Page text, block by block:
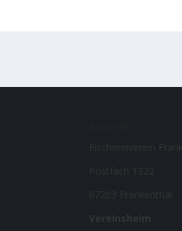
Fischereiverein
Postfach 1322
67203 Frankenthal
Vereinsheim